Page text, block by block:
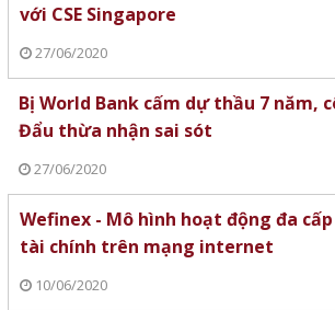
với CSE Singapore
27/06/2020
Bị World Bank cấm dự thầu 7 năm,
Đẩu thừa nhận sai sót
27/06/2020
Wefinex - Mô hình hoạt động đa
tài chính trên mạng internet
10/06/2020